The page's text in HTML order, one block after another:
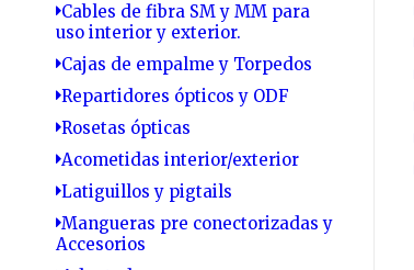
Cables de fibra SM y MM para
uso interior y exterior.
Cajas de empalme y Torpedos
Repartidores ópticos y ODF
Rosetas ópticas
Acometidas interior/exterior
Latiguillos y pigtails
Mangueras pre conectorizadas y
Accesorios